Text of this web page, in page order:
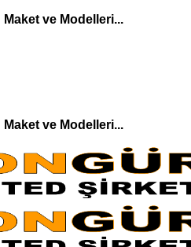
ve Modelleri...
ve Modelleri...